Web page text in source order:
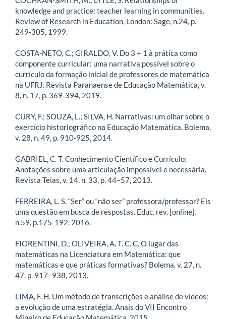
knowledge and practice: teacher learning in communities.
Review of Research in Education, London: Sage, n.24, p.
249-305, 1999.
COSTA-NETO, C.; GIRALDO, V. Do 3 + 1 à prática como
componente curricular: uma narrativa possível sobre o
currículo da formação inicial de professores de matemática
na UFRJ. Revista Paranaense de Educação Matemática, v.
8, n. 17, p. 369-394, 2019.
CURY, F.; SOUZA, L.; SILVA, H. Narrativas: um olhar sobre o
exercício historiográfico na Educação Matemática. Bolema,
v. 28, n. 49, p. 910-925, 2014.
GABRIEL, C. T. Conhecimento Científico e Currículo:
Anotações sobre uma articulação impossível e necessária.
Revista Teias, v. 14, n. 33, p. 44–57, 2013.
FERREIRA, L. S. “Ser” ou “não ser” professora/professor? Eis
uma questão em busca de respostas. Educ. rev. [online].
n.59, p.175-192, 2016.
FIORENTINI, D.; OLIVEIRA, A. T. C. C. O lugar das
matemáticas na Licenciatura em Matemática: que
matemáticas e que práticas formativas? Bolema, v. 27, n.
47, p. 917–938, 2013.
LIMA, F. H. Um método de transcrições e análise de vídeos:
a evolução de uma estratégia. Anais do VII Encontro